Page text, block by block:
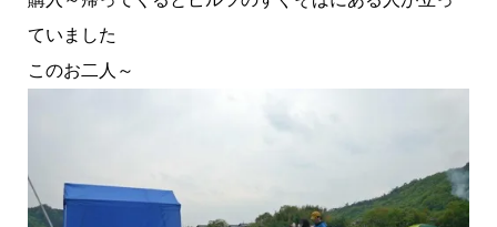
ていました
このお二人～